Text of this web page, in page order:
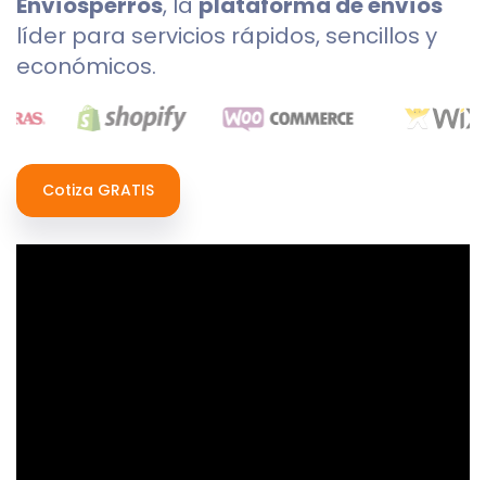
líder para servicios rápidos, sencillos y
económicos.
Cotiza GRATIS